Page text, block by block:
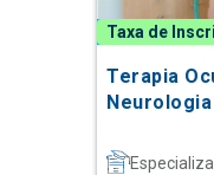
Taxa de
Terapia
Neurologia